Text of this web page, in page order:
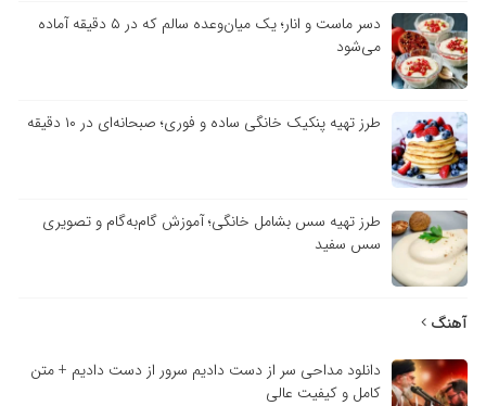
دسر ماست و انار؛ یک میان‌وعده سالم که در ۵ دقیقه آماده
می‌شود
طرز تهیه پنکیک خانگی ساده و فوری؛ صبحانه‌ای در ۱۰ دقیقه
طرز تهیه سس بشامل خانگی؛ آموزش گام‌به‌گام و تصویری
سس سفید
آهنگ
دانلود مداحی سر از دست دادیم سرور از دست دادیم + متن
کامل و کیفیت عالی